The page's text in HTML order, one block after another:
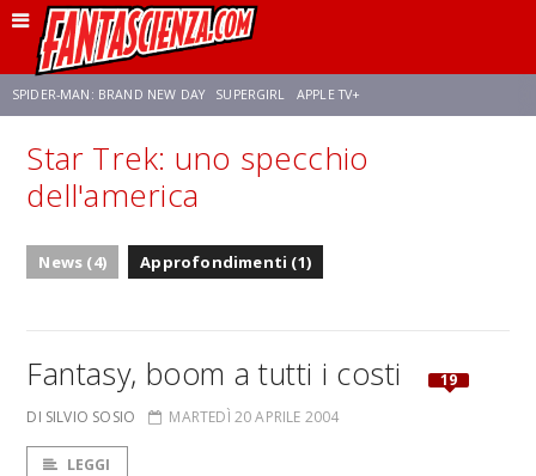
SPIDER-MAN: BRAND NEW DAY SUPERGIRL APPLE TV+
FRANCO RICCIARDIELLO ZENDAYA AVENGERS: DOOMSDAY
NETFLIX SADIE SINK STAR TREK: STRANGE NEW WORLDS
Star Trek: uno specchio
dell'america
News (4) Approfondimenti (1)
Fantasy, boom a tutti i costi
19
DI SILVIO SOSIO
MARTEDÌ 20 APRILE 2004
LEGGI